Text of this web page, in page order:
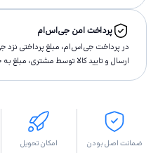
پرداخت امن جی‌اس‌ام
در پرداخت جی‌اس‌ام، مبلغ پرداختى
ارسال و تاييد كالا توسط مشتری، مبلغ
ضمانت اصل بودن
امکان تحویل